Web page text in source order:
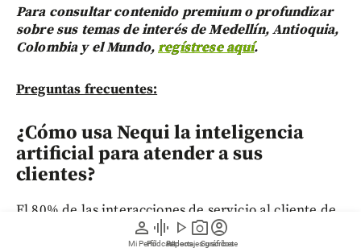
person
Mi Perfil
graphic_eq
Pódcast
play_arrow
Videos
photo_camera
Reportajes gráficos
account_circle
Suscríbete
Para consultar contenido premium o profundizar
sobre sus temas de interés de Medellín, Antioquia,
Colombia y el Mundo,regístrese aquí.
Preguntas frecuentes:
¿Cómo usa Nequi la inteligencia
artificial para atender a sus
clientes?
El 80% de las interacciones de servicio al cliente de
Nequi ocurren con inteligencia artificial, y el 98% de
quienes buscan atención reciben respuesta sin